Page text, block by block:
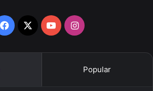
Facebook
X YouTubeInstagram
Popular